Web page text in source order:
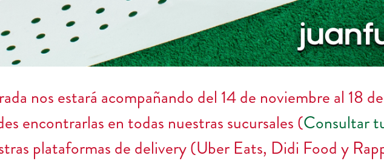
nos estará acompañando del 14 de noviembre al 18
encontrarlas en todas nuestras sucursales (Consultar
plataformas de delivery (Uber Eats, Didi Food y